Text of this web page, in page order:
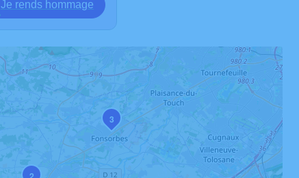
Je rends hommage
3